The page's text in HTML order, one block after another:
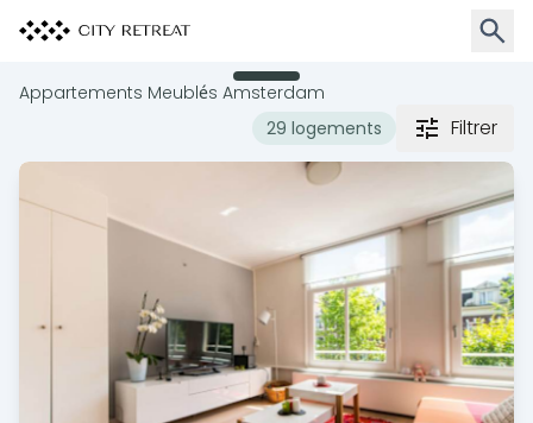
Appartements Meublés Amsterdam
29 logements
Filtrer